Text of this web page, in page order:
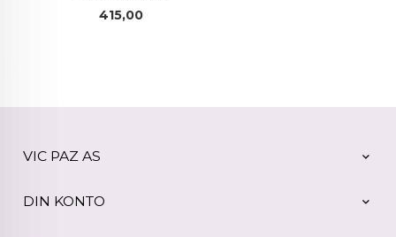
Pris
415,00
VIC PAZ AS
DIN KONTO